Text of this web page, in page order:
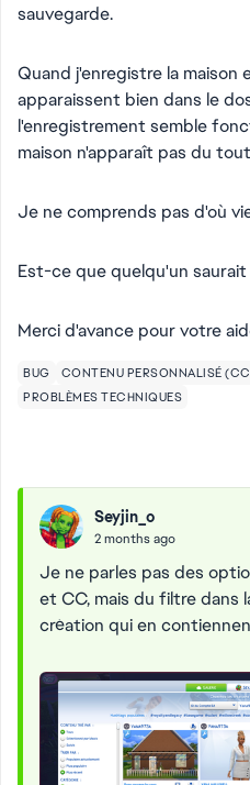
sauvegarde.
Quand j'enregistre la maison
apparaissent bien dans le
l'enregistrement semble
maison n'apparaît pas du
Je ne comprends pas d'où
Est-ce que quelqu'un
Merci d'avance pour votre
BUG CONTENU PERSONNALISÉ
PROBLÈMES TECHNIQUES
Seyjin_o
2 months ago
Je ne parles pas des
et CC, mais du filtre dans
création qui en